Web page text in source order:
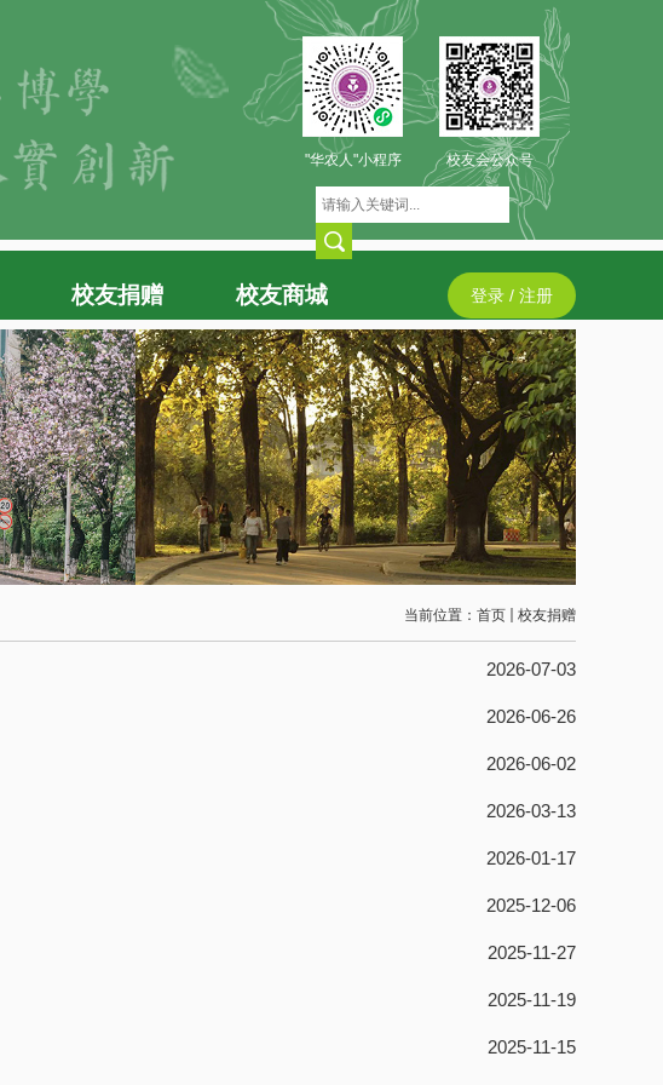
"华农人"小程序 校友会公众号
校友捐赠 校友商城 登录 / 注册
当前位置： 首页 校友捐赠
2026-07-03
2026-06-26
2026-06-02
2026-03-13
2026-01-17
2025-12-06
2025-11-27
2025-11-19
2025-11-15